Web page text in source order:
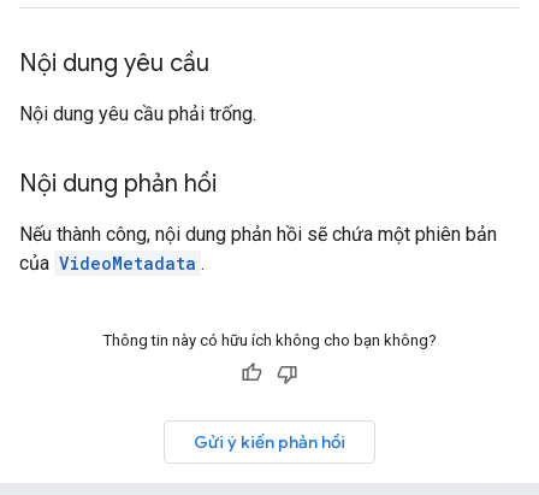
Nội dung yêu cầu
Nội dung yêu cầu phải trống.
Nội dung phản hồi
Nếu thành công, nội dung phản hồi sẽ chứa một phiên bản
của VideoMetadata .
Thông tin này có hữu ích không cho bạn không?
Gửi ý kiến phản hồi